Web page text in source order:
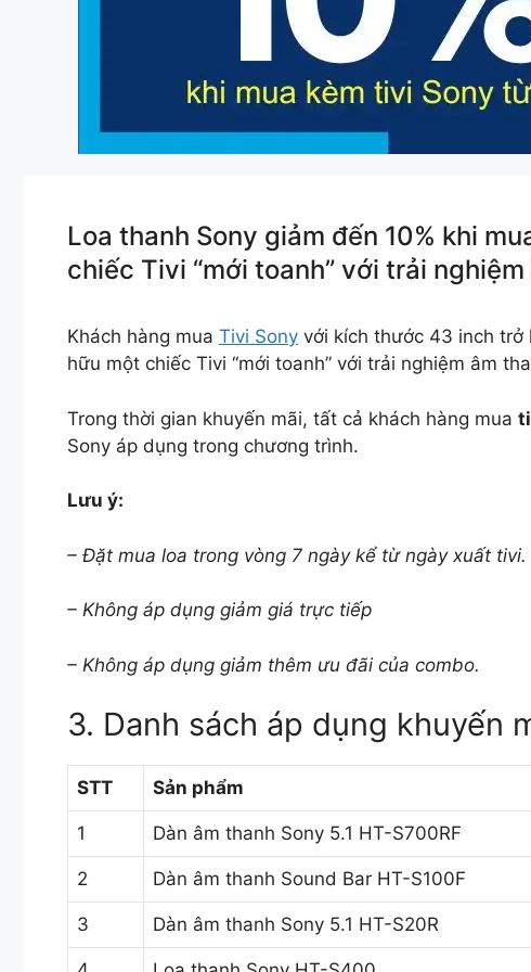
Loa thanh Sony giảm đến 10% khi
chiếc Tivi “mới toanh” với trải
Khách hàng mua Tivi Sony với kích thước 43 inch trở
hữu một chiếc Tivi “mới toanh” với trải nghiệm âm
Trong thời gian khuyến mãi, tất cả khách hàng mua
Sony áp dụng trong chương trình.
Lưu ý:
– Đặt mua loa trong vòng 7 ngày kể từ ngày xuất tivi.
– Không áp dụng giảm giá trực tiếp
– Không áp dụng giảm thêm ưu đãi của combo.
3. Danh sách áp dụng khuyến
STT Sản phẩm
1 Dàn âm thanh Sony 5.1 HT-S700RF
2 Dàn âm thanh Sound Bar HT-S100F
3 Dàn âm thanh Sony 5.1 HT-S20R